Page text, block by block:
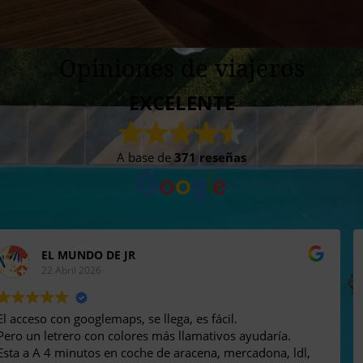
Opiniones de viajeros
EXCELENTE
A base de 371 reseñas
Ana Reguera Lorenzo
12 Abril 2026
Pasamos una estancia increible, el servicio genial, la
cocina muy bien equipada e impecable, el baño genial, la
calidad del desayuna excelente, el sitio una gozada. en